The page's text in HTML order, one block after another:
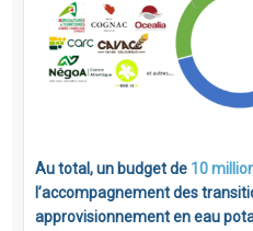
Au total, un budget de 10
l’accompagnement des
approvisionnement en eau